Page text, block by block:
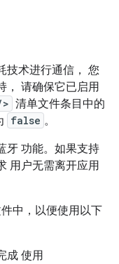
技术进行通信， 您
， 请确保它已启用
清单文件条目中的
false 。
牙 功能。如果支持
用户无需离开应用
中，以便使用以下
成 使用